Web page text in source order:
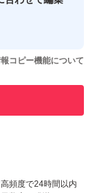
績があります
ります
頻度で24時間以内
コピー機能について